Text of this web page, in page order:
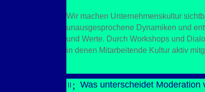
Wir machen Unternehmenskultur
unausgesprochene Dynamiken und
und Werte. Durch Workshops und
in denen Mitarbeitende Kultur aktiv
=; Was unterscheidet Moderation